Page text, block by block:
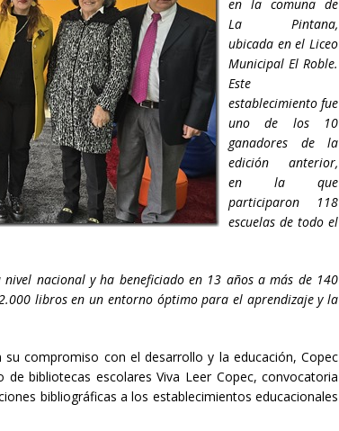
en la comuna de
La Pintana,
ubicada en el Liceo
Municipal El Roble.
Este
establecimiento fue
uno de los 10
ganadores de la
edición anterior,
en la que
participaron 118
escuelas de todo el
nacional y ha beneficiado en 13 años a más de 140
libros en un entorno óptimo para el aprendizaje y la
su compromiso con el desarrollo y la educación, Copec
bibliotecas escolares Viva Leer Copec, convocatoria
bibliográficas a los establecimientos educacionales